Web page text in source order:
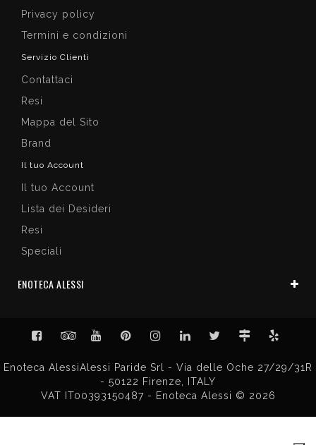
Privacy policy
Termini e condizioni
Servizio Clienti
Contattaci
Resi
Mappa del Sito
Brand
Il tuo Account
Il tuo Account
Lista dei Desideri
Resi
Speciali
ENOTECA ALESSI
Enoteca AlessiAlessi Paride Srl - Via delle Oche 27/29/31R
- 50122 Firenze, ITALY
VAT IT00393150487 - Enoteca Alessi © 2026